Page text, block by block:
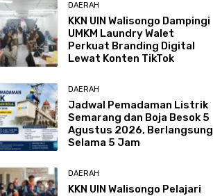
DAERAH
KKN UIN Walisongo Dampingi
UMKM Laundry Walet
Perkuat Branding Digital
Lewat Konten TikTok
DAERAH
Jadwal Pemadaman Listrik
Semarang dan Boja Besok 5
Agustus 2026, Berlangsung
Selama 5 Jam
DAERAH
KKN UIN Walisongo Pelajari